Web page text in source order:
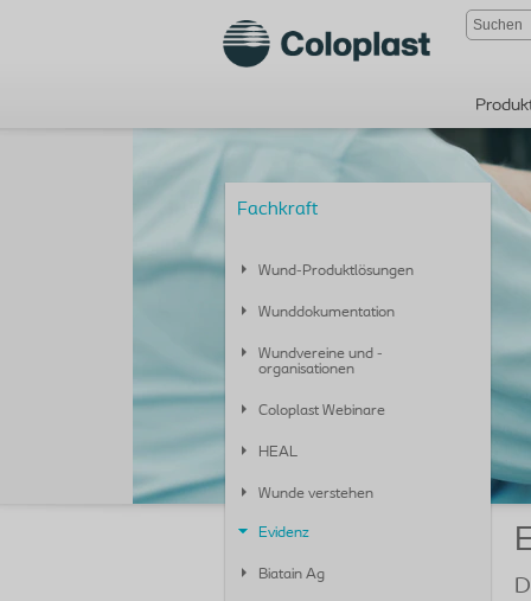
Fachkraft
Wund-Produktlösungen
Wunddokumentation
Wundvereine und -
organisationen
Coloplast Webinare
HEAL
Wunde verstehen
Evidenz
Biatain Ag